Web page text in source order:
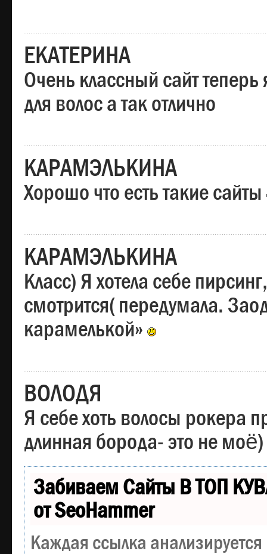
ЕКАТЕРИНА
Очень классный сайт теперь
для волос а так отлично
КАРАМЭЛЬКИНА
Хорошо что есть такие сайты
КАРАМЭЛЬКИНА
Класс) Я хотела себе
смотрится( передумала.
карамелькой»
ВОЛОДЯ
Я себе хоть волосы рокера
длинная борода- это не моё)
Забиваем Сайты В ТОП
от SeoHammer
Каждая ссылка